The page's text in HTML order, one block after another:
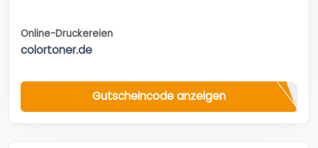
Online-Druckereien
colortoner.de
Gutscheincode anzeigen